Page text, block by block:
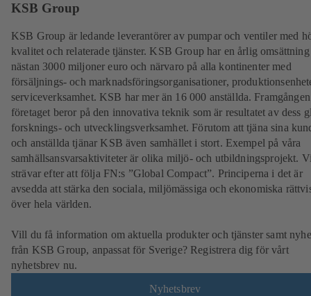
KSB Group
KSB Group är ledande leverantörer av pumpar och ventiler med
kvalitet och relaterade tjänster. KSB Group har en årlig omsättning
nästan 3000 miljoner euro och närvaro på alla kontinenter med
försäljnings- och marknadsföringsorganisationer,
serviceverksamhet. KSB har mer än 16 000 anställda.
företaget beror på den innovativa teknik som är resultatet av dess
forsknings- och utvecklingsverksamhet. Förutom att tjäna sina
och anställda tjänar KSB även samhället i stort. Exempel på våra
samhällsansvarsaktiviteter är olika miljö- och utbildningsprojekt.
strävar efter att följa FN:s ”Global Compact”. Principerna i det är
avsedda att stärka den sociala, miljömässiga och ekonomiska
över hela världen.
Vill du få information om aktuella produkter och tjänster samt
från KSB Group, anpassat för Sverige? Registrera dig för vårt
nyhetsbrev nu.
Nyhetsbrev